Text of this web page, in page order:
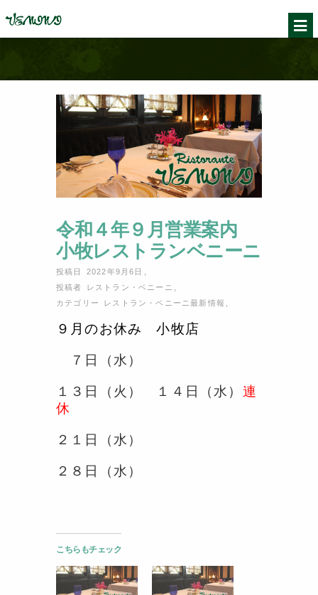
令和４年９月営業案内
小牧レストランベニーニ
投稿日 2022年9月6日
投稿者 レストラン・ベニーニ
カテゴリー レストラン・ベニーニ最新情報
９月のお休み 小牧店
７日（水）
１３日（火） １４日（水） 連
休
２１日（水）
２８日（水）
こちらもチェック